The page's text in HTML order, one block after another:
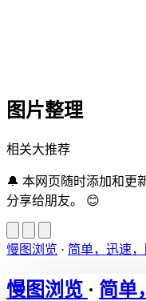
图片整理
相关大推荐
🔔 本网页随时添加和更
分享给朋友。 😊
慢图浏览 · 简单，迅速
慢图浏览 · 简单